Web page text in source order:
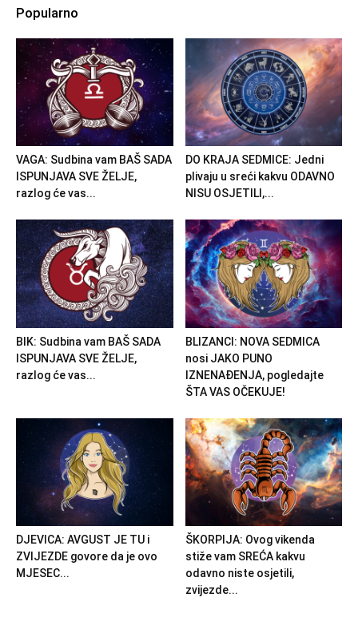
Popularno
VAGA: Sudbina vam BAŠ SADA
ISPUNJAVA SVE ŽELJE,
razlog će vas...
DO KRAJA SEDMICE: Jedni
plivaju u sreći kakvu ODAVNO
NISU OSJETILI,...
BIK: Sudbina vam BAŠ SADA
ISPUNJAVA SVE ŽELJE,
razlog će vas...
BLIZANCI: NOVA SEDMICA
nosi JAKO PUNO
IZNENAĐENJA, pogledajte
ŠTA VAS OČEKUJE!
DJEVICA: AVGUST JE TU i
ZVIJEZDE govore da je ovo
MJESEC...
ŠKORPIJA: Ovog vikenda
stiže vam SREĆA kakvu
odavno niste osjetili,
zvijezde...